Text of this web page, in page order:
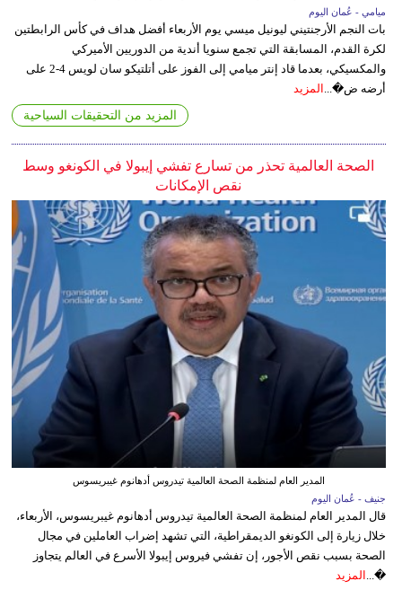
ميامي - عُمان اليوم
بات النجم الأرجنتيني ليونيل ميسي يوم الأربعاء أفضل هداف في كأس الرابطتين
لكرة القدم، المسابقة التي تجمع سنويا أندية من الدوريين الأميركي
والمكسيكي، بعدما قاد إنتر ميامي إلى الفوز على أتلتيكو سان لويس 4-2 على
أرضه ض�...
المزيد
المزيد من التحقيقات السياحية
الصحة العالمية تحذر من تسارع تفشي إيبولا في الكونغو وسط
نقص الإمكانات
المدير العام لمنظمة الصحة العالمية تيدروس أدهانوم غيبريسوس
جنيف - عُمان اليوم
قال المدير العام لمنظمة الصحة العالمية تيدروس أدهانوم غيبريسوس، الأربعاء،
خلال زيارة إلى الكونغو الديمقراطية، التي تشهد إضراب العاملين في مجال
الصحة بسبب نقص الأجور، إن تفشي فيروس إيبولا الأسرع في العالم يتجاوز
�... المزيد